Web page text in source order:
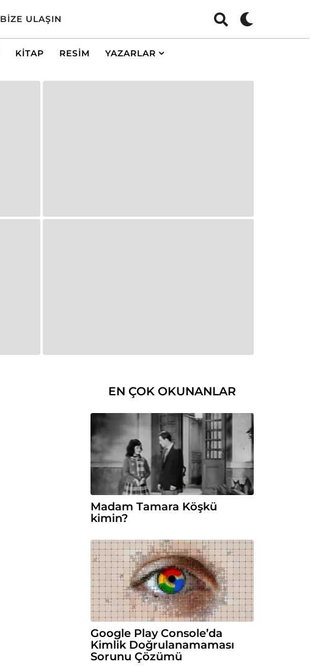
BIZE ULAŞIN
KITAP RESIM YAZARLAR
EN ÇOK OKUNANLAR
Madam Tamara Köşkü
kimin?
Google Play Console’da
Kimlik Doğrulanamaması
Sorunu Çözümü